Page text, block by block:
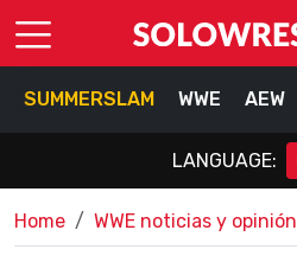
SUMMERSLAM WWE AEW
LANGUAGE:
Home WWE noticias y opinión